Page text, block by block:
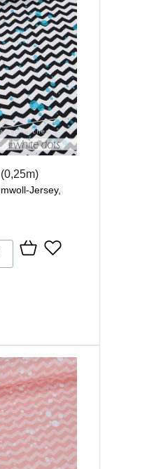
Jersey,